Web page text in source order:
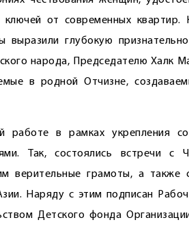
от современных квартир.
глубокую
народа, Председателю Халк
в родной Отчизне,
в рамках укрепления
Так, состоялись встречи с
верительные грамоты, а также
Наряду с этим подписан
Детского фонда